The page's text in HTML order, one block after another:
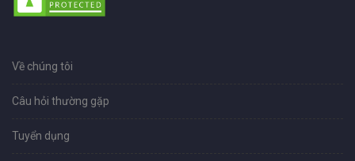
Về chúng tôi
Câu hỏi thường gặp
Tuyển dụng